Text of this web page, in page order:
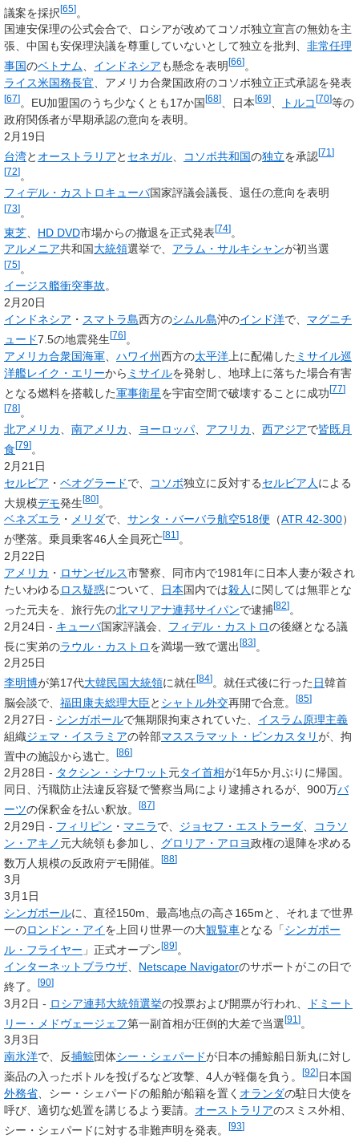
議案を採択[65]。
国連安保理の公式会合で、ロシアが改めてコソボ独立宣言の無効を主
張、中国も安保理決議を尊重していないとして独立を批判、 非常任理
事国のベトナム インドネシアも懸念を表明 [66] 。
ライス米国務長官 、アメリカ合衆国政府のコソボ独立正式承認を発表
[67]。EU加盟国のうち少なくとも17か国[68] 、日本[69] トルコ[70]等の
政府関係者が早期承認の意向を表明。
2月19日
台湾と オーストラリアと セネガル コソボ共和国の独立を承認[71 ]
[72] 。
フィデル・カストロキューバ国家評議会議長、退任の意向を表明
[73]。
東芝
HD DVD市場からの撤退を正式発表[74]。
アルメニア共和国大統領選挙で、 アラム・サルキシャンが初当選
[75] 。
イージス艦衝突事故。
2月20日
インドネシア ・ スマトラ島西方のシムル島沖のインド洋で、 マグニチ
ュード7.5の地震発生[76]。
アメリカ合衆国海軍
ハワイ州西方の太平洋 上に配備した ミサイル巡
洋艦レイク・エリーから ミサイルを発射し、地球上に落ちた場合有害
となる燃料を搭載した軍事衛星を宇宙空間で破壊することに成功[77]
[78] 。
北アメリカ
南アメリカ ヨーロッパ アフリカ 西アジアで皆既月
食[79]。
2月21日
セルビア ・ ベオグラードで、 コソボ独立に反対するセルビア人 による
大規模デモ発生[80]。
ベネズエラ ・ メリダで、 サンタ・バーバラ航空518便 （ATR 42-300）
が墜落。乗員乗客46人全員死亡[81 ] 。
2月22日
アメリカ ・ ロサンゼルス市警察、同市内で1981年に日本人妻が殺され
たいわゆる ロス疑惑について、 日本国内では殺人 に関しては無罪とな
った元夫を、旅行先の北マリアナ連邦サイパンで逮捕[82]。
2月24日 - キューバ国家評議会、 フィデル・カストロの後継となる議
長に実弟のラウル・カストロを満場一致で選出[83]
2月25日
李明博が第17代大韓民国大統領に就任[84] 。就任式後に行った 日韓首
脳会談で、 福田康夫総理大臣と シャトル外交再開で合意。 [85]
2月27日 - シンガポールで無期限拘束されていた、 イスラム原理主義
組織ジェマ・イスラミアの幹部マススラマット・ビンカスタリが、拘
置中の施設から逃亡。
[86]
2月28日 - タクシン・シナワット 元タイ首相が1年5か月ぶりに帰国。
同日、汚職防止法違反容疑で警察当局により逮捕されるが、900万バ
ーツの保釈金を払い釈放。 [87]
2月29日 - フィリピン ・ マニラで、 ジョセフ・エストラーダ
コラソ
ン・アキノ 元大統領も参加し、 グロリア・アロヨ政権の退陣を求める
数万人規模の反政府デモ開催。
[88]
3月
3月1日
シンガポールに、直径150m、最高地点の高さ165mと、それまで世界
一のロンドン・アイを上回り世界一の大観覧車となる「シンガポー
ル・フライヤー 」正式オープン[89] 。
インターネット ブラウザ Netscape Navigatorのサポートがこの日で
終了。
[90]
3月2日 - ロシア連邦大統領選挙の投票および開票が行われ、
ドミート
リー・メドヴェージェフ第一副首相が圧倒的大差で当選[91 ]。
3月3日
南氷洋で、反捕鯨団体シー・シェパードが日本の捕鯨船日新丸に対し
薬品の入ったボトルを投げるなど攻撃、4人が軽傷を負う。
[92] 日本国
外務省 、シー・シェパードの船舶が船籍を置く オランダの駐日大使を
呼び、適切な処置を講じるよう要請。 オーストラリアのスミス外相、
シー・シェパードに対する非難声明を発表。
[93]